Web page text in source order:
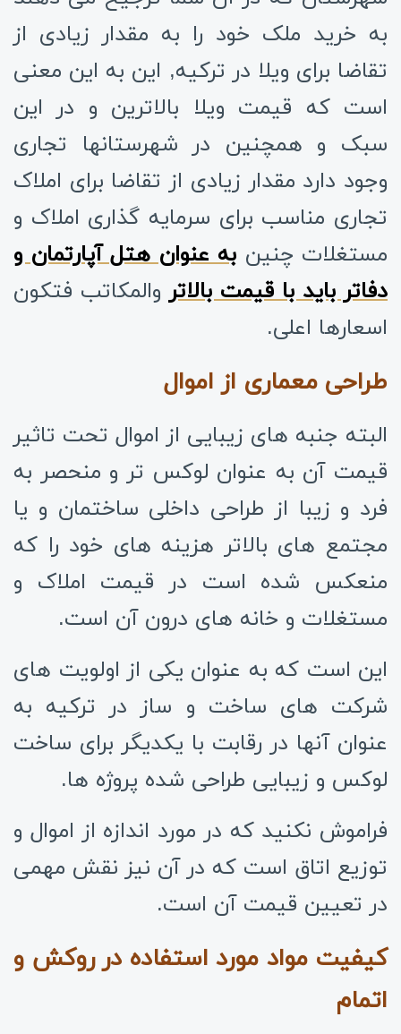
به خرید ملک خود را به مقدار زیادی از
تقاضا برای ویلا در ترکیه, این به این معنی
است که قیمت ویلا بالاترین و در این
سبک و همچنین در شهرستانها تجاری
وجود دارد مقدار زیادی از تقاضا برای املاک
تجاری مناسب برای سرمایه گذاری املاک و
مستغلات چنین به عنوان هتل آپارتمان و
دفاتر باید با قیمت بالاتروالمكاتب فتكون
اسعارها اعلى.
طراحی معماری از اموال
البته جنبه های زیبایی از اموال تحت تاثیر
قیمت آن به عنوان لوکس تر و منحصر به
فرد و زیبا از طراحی داخلی ساختمان و یا
مجتمع های بالاتر هزینه های خود را که
منعکس شده است در قیمت املاک و
مستغلات و خانه های درون آن است.
این است که به عنوان یکی از اولویت های
شرکت های ساخت و ساز در ترکیه به
عنوان آنها در رقابت با یکدیگر برای ساخت
لوکس و زیبایی طراحی شده پروژه ها.
فراموش نکنید که در مورد اندازه از اموال و
توزیع اتاق است که در آن نیز نقش مهمی
در تعیین قیمت آن است.
کیفیت مواد مورد استفاده در روکش و
اتمام